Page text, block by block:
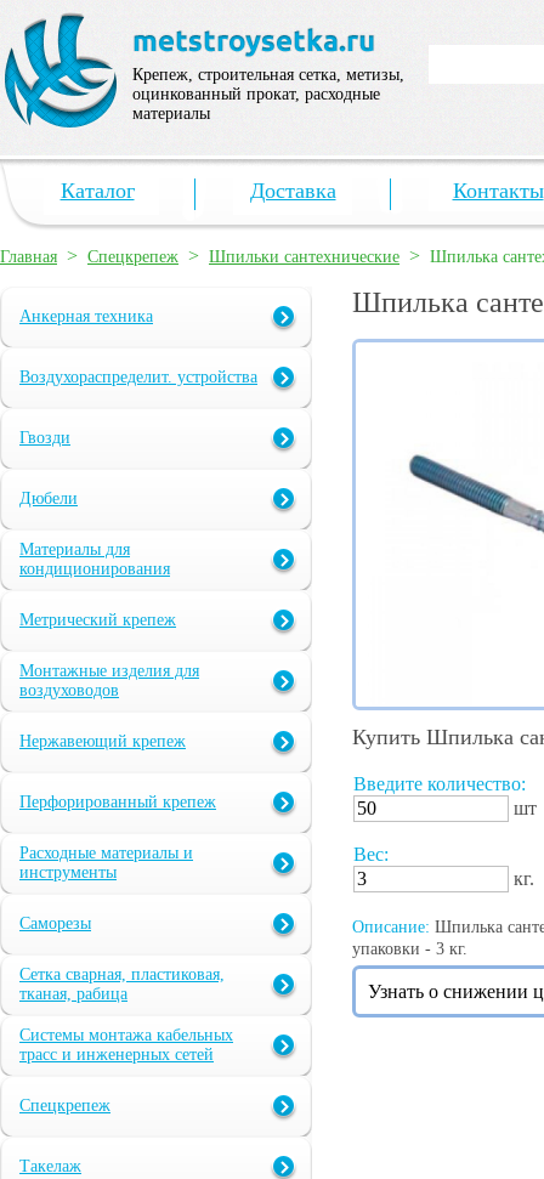
Крепеж, строительная сетка, метизы,
оцинкованный прокат, расходные
материалы
Каталог Доставка Контакты
Главная > Спецкрепеж > Шпильки сантехнические > Шпилька
Анкерная техника
Воздухораспределит. устройства
Гвозди
Дюбели
Материалы для
кондиционирования
Метрический крепеж
Монтажные изделия для
воздуховодов
Нержавеющий крепеж
Перфорированный крепеж
Расходные материалы и
инструменты
Саморезы
Сетка сварная, пластиковая,
тканая, рабица
Системы монтажа кабельных
трасс и инженерных сетей
Спецкрепеж
Такелаж
Шпилька
Купить Шпилька
Введите количество:
шт
Вес:
кг.
Описание: Шпилька
упаковки - 3 кг.
Узнать о снижении